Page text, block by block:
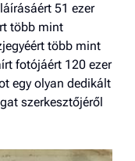
51 ezer
több mint
több mint
fotójáért 120 ezer
egy olyan dedikált
szerkesztőjéről